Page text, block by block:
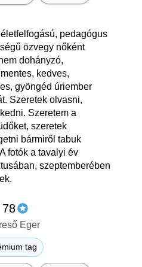
pedagógus
özvegy nőként
dohányzó,
kedves,
gyöngéd úriember
Szeretek olvasni,
Szeretem a
szeretek
bármiről tabuk
fotók a tavalyi év
szeptemberében
78
Eger
tag